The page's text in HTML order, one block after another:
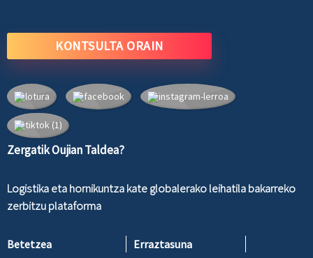
KONTSULTA ORAIN
Zergatik Oujian Taldea?
Logistika eta hornikuntza kate globalerako leihatila bakarreko
zerbitzu plataforma
Betetzea
Erraztasuna